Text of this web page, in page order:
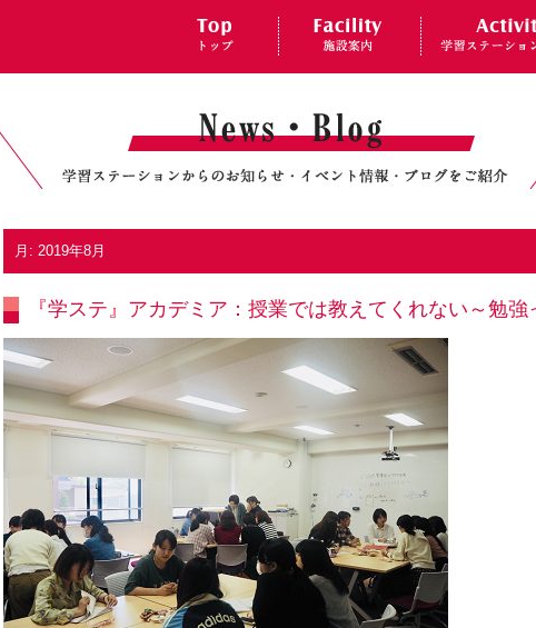
月: 2019年8月
『学ステ』アカデミア：授業では教えてくれない～勉強